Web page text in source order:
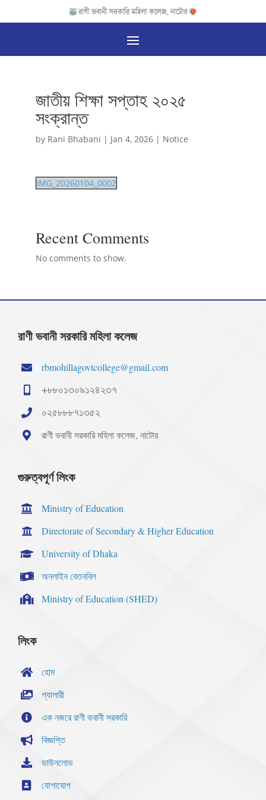
জাতীয় শিক্ষা সপ্তাহ ২০২৫
সংক্রান্ত
by Rani Bhabani | Jan 4, 2026| Notice
IMG_20260104_0002
Recent Comments
No comments to show.
রাণী ভবানী সরকারি মহিলা কলেজ
rbmohillagovtcollege@gmail.com
+৮৮০১৩০৯১২৪২৩৭
০২৫৮৮৮৭১৩৫২
রাণী ভবানী সরকারি মহিলা কলেজ, নাটোর
গুরুত্বপূর্ণ লিংক
Ministry of Education
Directorate of Secondary & Higher Education
University of Dhaka
অনলাইন বেতনবিল
Ministry of Education (SHED)
লিংক
হোম
গ্যালারী
এক নজরে রাণী ভবানী সরকারি
বিজ্ঞপ্তি
ডাউনলোড
যোগাযোগ